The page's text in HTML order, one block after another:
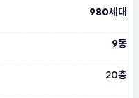
980세대
9동
20층